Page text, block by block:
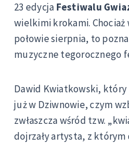
23 edycja Festiwalu
wielkimi krokami.
połowie sierpnia, to
muzyczne tegorocznego
Dawid Kwiatkowski,
już w Dziwnowie, czym
zwłaszcza wśród tzw.
dojrzały artysta, z którym